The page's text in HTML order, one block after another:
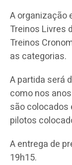
A organização
Treinos Livres
Treinos
as categorias.
A partida será
como nos
são colocados
pilotos
A entrega de
19h15.